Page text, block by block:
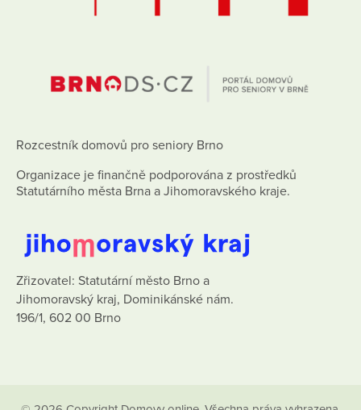
Rozcestník domovů pro seniory Brno
Organizace je finančně podporována z prostředků
Statutárního města Brna a Jihomoravského kraje.
Zřizovatel: Statutární město Brno a
Jihomoravský kraj, Dominikánské nám.
196/1, 602 00 Brno